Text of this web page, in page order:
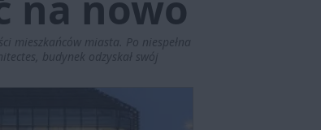
mieszkańców miasta. Po niespełna
budynek odzyskał swój